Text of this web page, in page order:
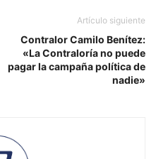
Artículo siguiente
Contralor Camilo Benítez:
«La Contraloría no puede
pagar la campaña política de
nadie»